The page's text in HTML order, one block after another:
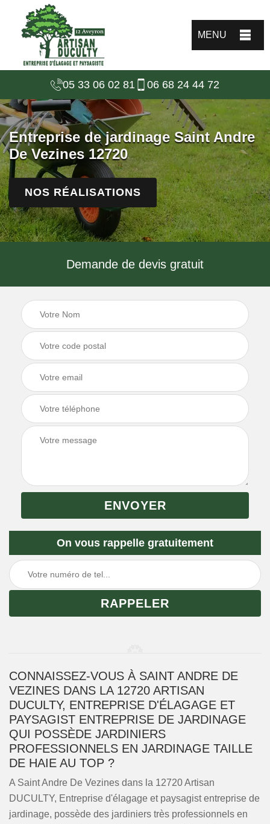
MENU
05 33 06 02 81 06 68 24 44 72
Entreprise de jardinage Saint Andre
De Vezines 12720
NOS RÉALISATIONS
Demande de devis gratuit
On vous rappelle gratuitement
CONNAISSEZ-VOUS À SAINT ANDRE DE
VEZINES DANS LA 12720 ARTISAN
DUCULTY, ENTREPRISE D'ÉLAGAGE ET
PAYSAGIST ENTREPRISE DE JARDINAGE
QUI POSSÈDE JARDINIERS
PROFESSIONNELS EN JARDINAGE TAILLE
DE HAIE AU TOP ?
A Saint Andre De Vezines dans la 12720 Artisan
DUCULTY, Entreprise d'élagage et paysagist entreprise de
jardinage, possède des jardiniers très professionnels en